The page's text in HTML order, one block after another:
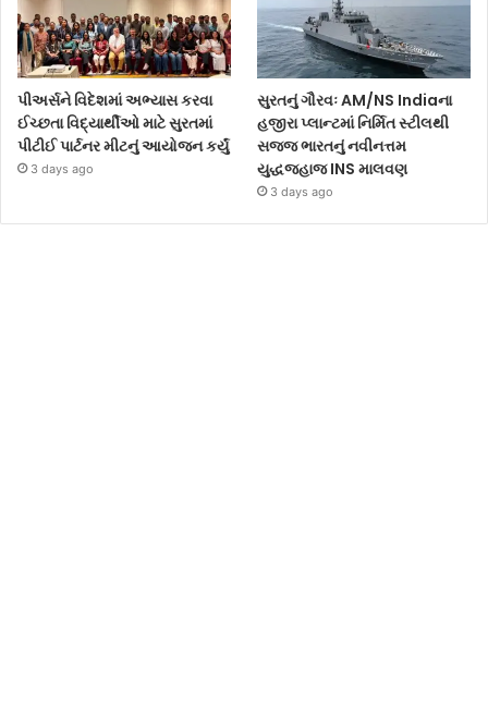
પીઅર્સને વિદેશમાં અભ્યાસ કરવા
ઈચ્છતા વિદ્યાર્થીઓ માટે સુરતમાં
પીટીઈ પાર્ટનર મીટનું આયોજન કર્યું
3 days ago
સુરતનું ગૌરવઃ AM/NS Indiaના
હજીરા પ્લાન્ટમાં નિર્મિત સ્ટીલથી
સજ્જ ભારતનું નવીનત્તમ
યુદ્ધજહાજ INS માલવણ
3 days ago